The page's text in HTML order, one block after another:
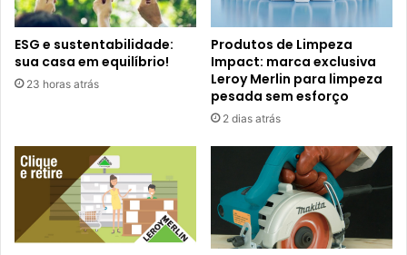
ESG e sustentabilidade:
sua casa em equilíbrio!
23 horas atrás
Produtos de Limpeza
Impact: marca exclusiva
Leroy Merlin para limpeza
pesada sem esforço
2 dias atrás